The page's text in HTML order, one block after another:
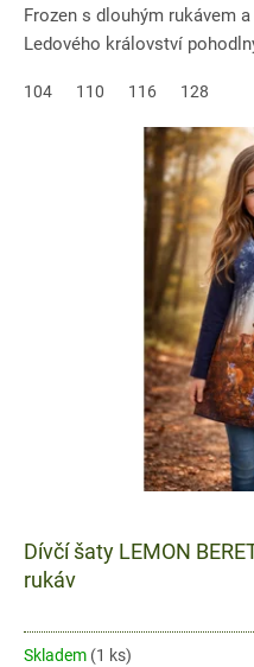
Frozen s dlouhým rukávem
Ledového království
104 110 116 128
Dívčí šaty LEMON
rukáv
Skladem (1 ks)